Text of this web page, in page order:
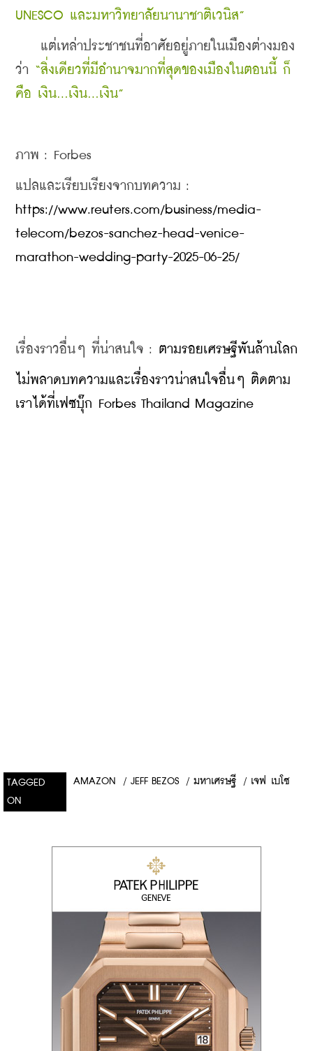
UNESCO และมหาวิทยาลัยนานาชาติเวนิส”
แต่เหล่าประชาชนที่อาศัยอยู่ภายในเมืองต่างมอง
ว่า “สิ่งเดียวที่มีอำนาจมากที่สุดของเมืองในตอนนี้ ก็
คือ เงิน...เงิน...เงิน”
ภาพ : Forbes
https://www.reuters.com/business/media-
telecom/bezos-sanchez-head-venice-
marathon-wedding-party-2025-06-25/
เรื่องราวอื่นๆ ที่น่าสนใจ : ตามรอยเศรษฐีพันล้านโลก
ไม่พลาดบทความและเรื่องราวน่าสนใจอื่นๆ ติดตาม
เราได้ที่เฟซบุ๊ก Forbes Thailand Magazine
TAGGED
ON
AMAZON / JEFF BEZOS / มหาเศรษฐี / เจฟ เบโซ